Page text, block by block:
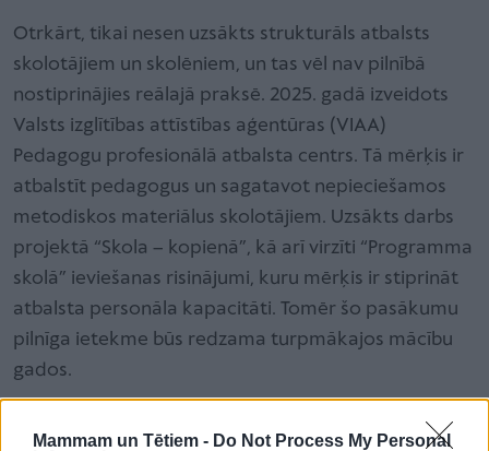
Mammam un Tētiem - Do Not Process My Personal
Otrkārt, tikai nesen uzsākts strukturāls atbalsts
skolotājiem un skolēniem, un tas vēl nav pilnībā
nostiprinājies reālajā praksē. 2025. gadā izveidots
Valsts izglītības attīstības aģentūras (VIAA)
Pedagogu profesionālā atbalsta centrs. Tā mērķis ir
atbalstīt pedagogus un sagatavot nepieciešamos
metodiskos materiālus skolotājiem. Uzsākts darbs
projektā “Skola – kopienā”, kā arī virzīti “Programma
skolā” ieviešanas risinājumi, kuru mērķis ir stiprināt
atbalsta personāla kapacitāti. Tomēr šo pasākumu
pilnīga ietekme būs redzama turpmākajos mācību
gados.
Treškārt, potenciāli augsts skolēnu izkrišanas